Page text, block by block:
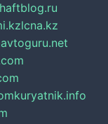
lcna.kz
avtoguru.net
kuryatnik.info